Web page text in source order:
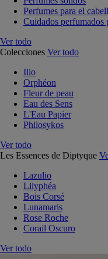
Perfumes para el
Cuidados perfumados
Ver todo
Colecciones Ver todo
Ilio
Orphéon
Fleur de peau
Eau des Sens
L'Eau Papier
Philosykos
Ver todo
Les Essences de Diptyque
Lazulio
Lilyphéa
Bois Corsé
Lunamaris
Rose Roche
Corail Oscuro
Ver todo